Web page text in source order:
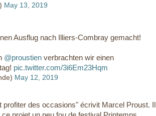
May 13, 2019
Ausflug nach Illiers-Combray gemacht!
@proustienverbrachten wir einen
pic.twitter.com/3i6Em23Hqm
May 12, 2019
des occasions" écrivit Marcel Proust. Il